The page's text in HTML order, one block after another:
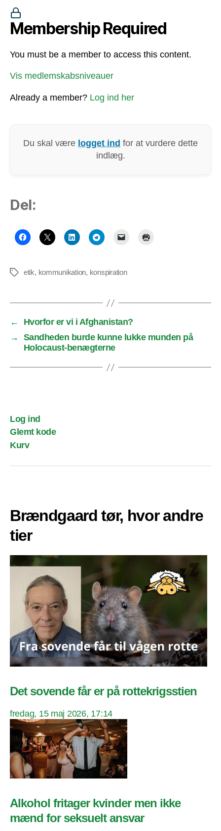
Membership Required
You must be a member to access this content.
Vis medlemskabsniveauer
Already a member? Log ind her
Du skal være logget ind for at vurdere dette
indlæg.
Del:
Tagsetik, kommunikation, konspiration
←
Hvorfor er vi i Afghanistan?
→
Sandheden burde kunne lukke munden på
Holocaust-benægterne
Log ind
Glemt kode
Kurv
Brændgaard tør, hvor andre
tier
Det sovende får er på rottekrigsstien
fredag, 15 maj 2026, 17:14
Alkohol fritager kvinder men ikke
mænd for seksuelt ansvar